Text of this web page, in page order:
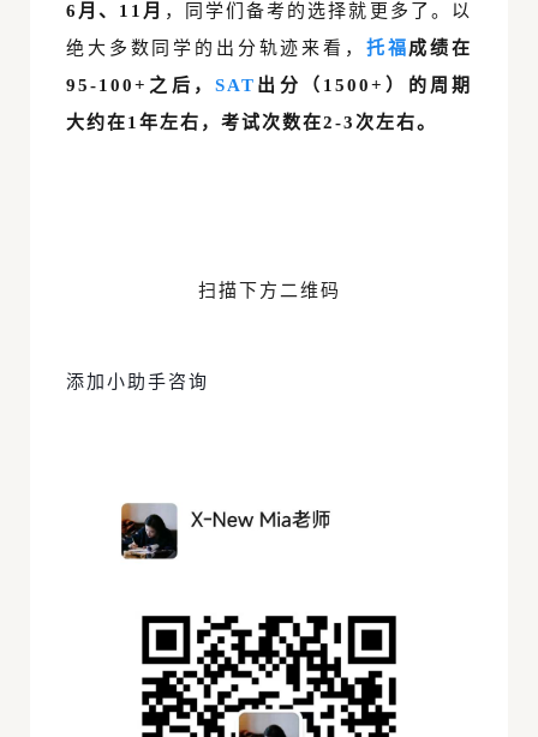
6月、11月 ，同学们备考的选择就更多了。以
绝大多数同学的出分轨迹来看， 托福成绩在
95-100+之后， SAT 出分（1500+）的周期
大约在1年左右，考试次数在2-3次左右。
扫描下方二维码
添加小助手咨询